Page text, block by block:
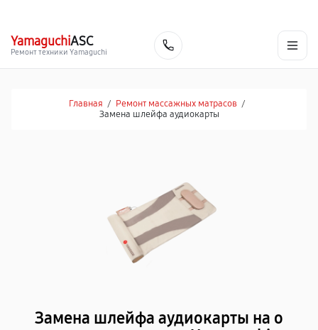
YamaguchiASC
Ремонт техники Yamaguchi
Главная / Ремонт массажных матрасов /
Замена шлейфа аудиокарты
Замена шлейфа аудиокарты на о